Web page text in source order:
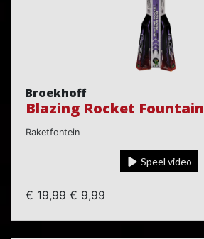
Broekhoff
Blazing Rocket Fountain
Raketfontein
Speel video
€ 19,99 € 9,99